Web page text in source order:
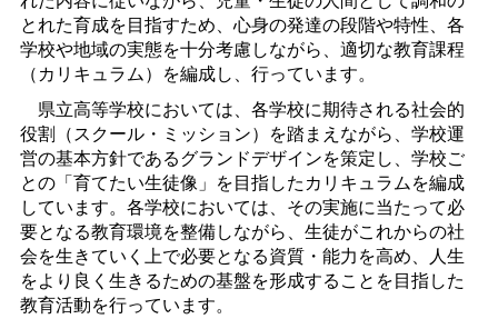
とれた育成を目指すため、心身の発達の段階や特性、各
学校や地域の実態を十分考慮しながら、適切な教育課程
（カリキュラム）を編成し、行っています。
県立高等学校においては、各学校に期待される社会的
役割（スクール・ミッション）を踏まえながら、学校運
営の基本方針であるグランドデザインを策定し、学校ご
との「育てたい生徒像」を目指したカリキュラムを編成
しています。各学校においては、その実施に当たって必
要となる教育環境を整備しながら、生徒がこれからの社
会を生きていく上で必要となる資質・能力を高め、人生
をより良く生きるための基盤を形成することを目指した
教育活動を行っています。